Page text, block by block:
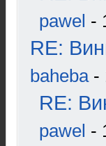
pawel -
RE:
baheba-
RE:
pawel -